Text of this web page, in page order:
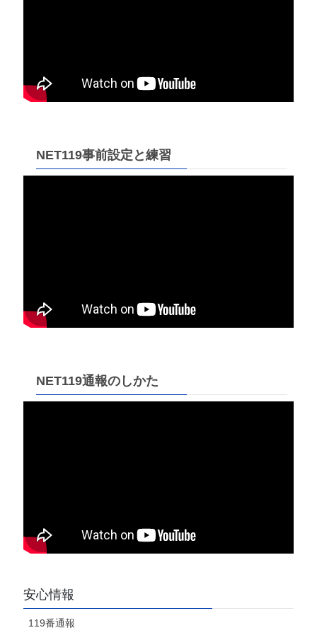
NET119事前設定と練習
NET119通報のしかた
安心情報
119番通報